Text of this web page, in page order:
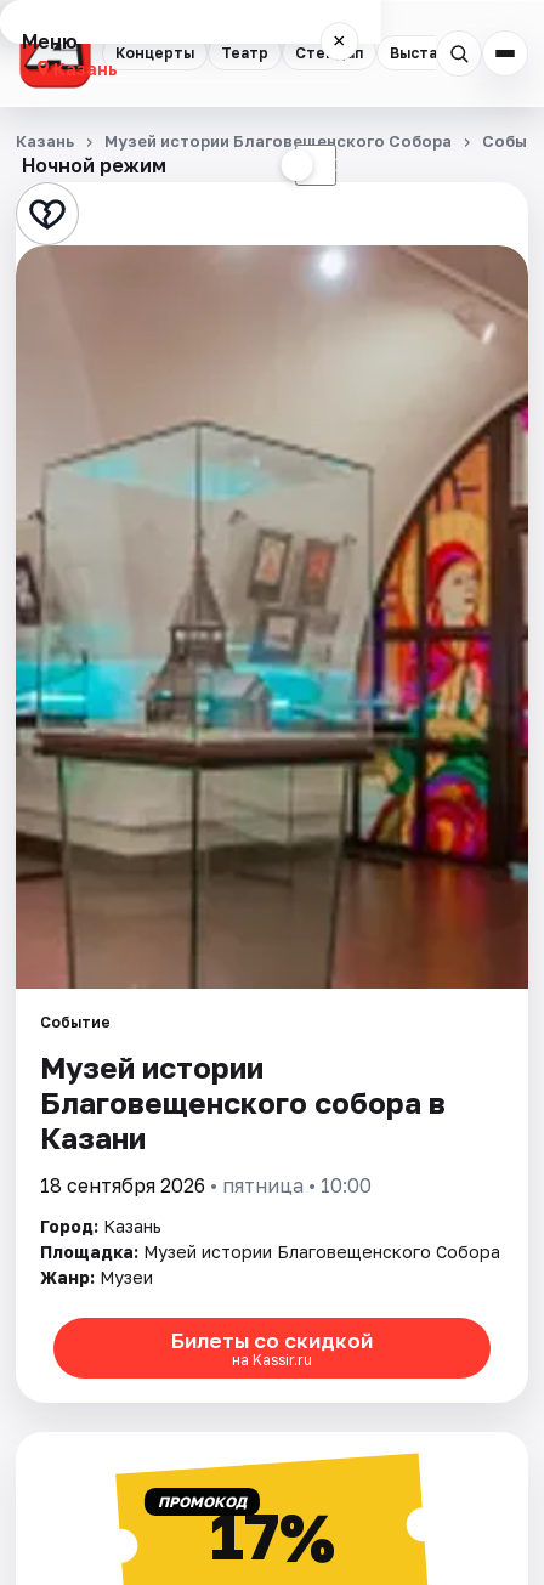
Концерты Театр Стендап Выставки
Меню ×
Казань
Концерты
Театр
Стендап
Спорт
События
Города
Площадки
Артисты
Рейтинги
Ночной режим ☾
Казань Музей истории Благовещенского Собора
Событие
Музей истории
Благовещенского собора в
Казани
18 сентября 2026 • пятница • 10:00
Город: Казань
Площадка: Музей истории Благовещенского Собора
Жанр: Музеи
Билеты со скидкой
на Kassir.ru
ПРОМОКОД17%